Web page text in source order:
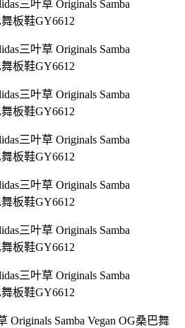
Originals Samba Vegan OG桑巴舞